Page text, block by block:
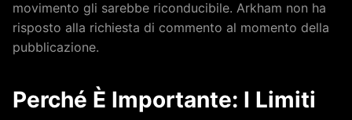
movimento gli sarebbe riconducibile. Arkham non ha
risposto alla richiesta di commento al momento della
pubblicazione.
Perché È Importante: I Limiti